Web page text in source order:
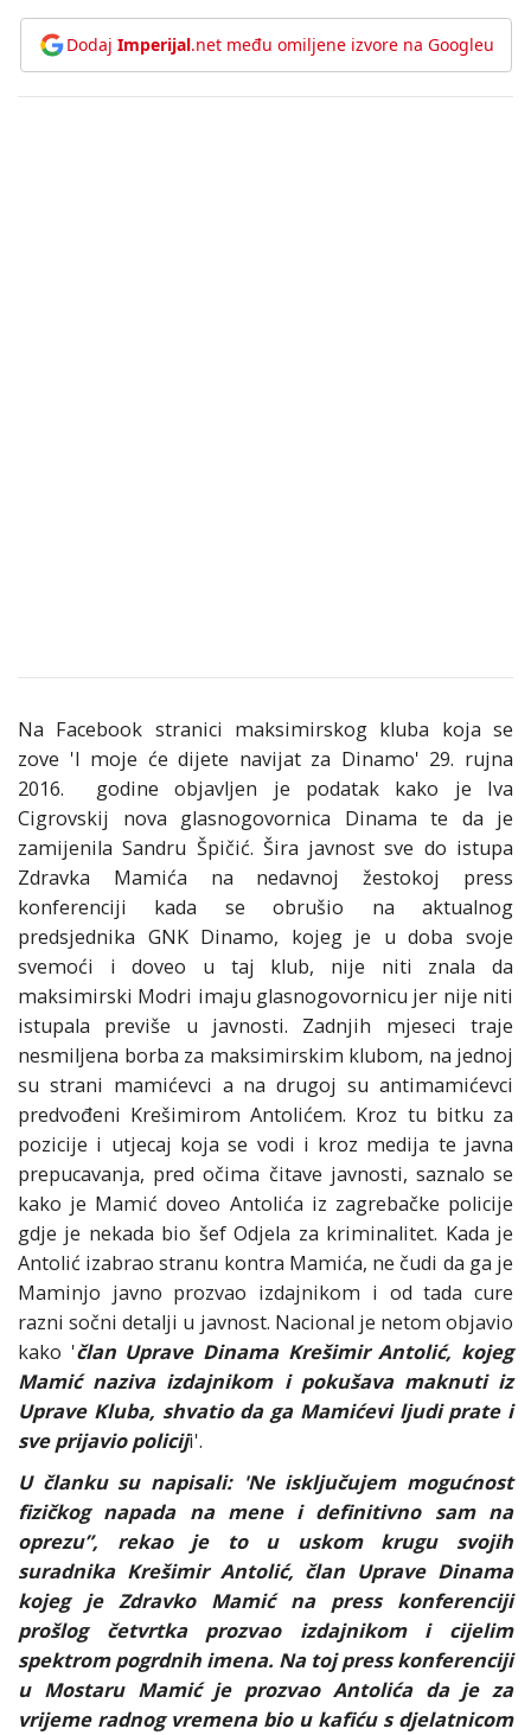
Dodaj Imperijal.net među omiljene izvore na Googleu
Na Facebook stranici maksimirskog kluba koja se
zove 'I moje će dijete navijat za Dinamo' 29. rujna
2016. godine objavljen je podatak kako je Iva
Cigrovskij nova glasnogovornica Dinama te da je
zamijenila Sandru Špičić. Šira javnost sve do istupa
Zdravka Mamića na nedavnoj žestokoj press
konferenciji kada se obrušio na aktualnog
predsjednika GNK Dinamo, kojeg je u doba svoje
svemoći i doveo u taj klub, nije niti znala da
maksimirski Modri imaju glasnogovornicu jer nije niti
istupala previše u javnosti. Zadnjih mjeseci traje
nesmiljena borba za maksimirskim klubom, na jednoj
su strani mamićevci a na drugoj su antimamićevci
predvođeni Krešimirom Antolićem. Kroz tu bitku za
pozicije i utjecaj koja se vodi i kroz medija te javna
prepucavanja, pred očima čitave javnosti, saznalo se
kako je Mamić doveo Antolića iz zagrebačke policije
gdje je nekada bio šef Odjela za kriminalitet. Kada je
Antolić izabrao stranu kontra Mamića, ne čudi da ga je
Maminjo javno prozvao izdajnikom i od tada cure
razni sočni detalji u javnost. Nacional je netom objavio
kako 'član Uprave Dinama Krešimir Antolić, kojeg
Mamić naziva izdajnikom i pokušava maknuti iz
Uprave Kluba, shvatio da ga Mamićevi ljudi prate i
sve prijavio policiji'.
U članku su napisali: 'Ne isključujem mogućnost
fizičkog napada na mene i definitivno sam na
oprezu”, rekao je to u uskom krugu svojih
suradnika Krešimir Antolić, član Uprave Dinama
kojeg je Zdravko Mamić na press konferenciji
prošlog četvrtka prozvao izdajnikom i cijelim
spektrom pogrdnih imena. Na toj press konferenciji
u Mostaru Mamić je prozvao Antolića da je za
vrijeme radnog vremena bio u kafiću s djelatnicom